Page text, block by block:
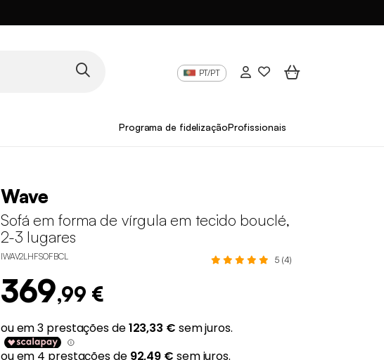
PT/PT
Programa de fidelizaçãoProfissionais
Wave
Sofá em forma de vírgula em tecido bouclé,
2-3 lugares
IWAV2LHFSOFBCL 5 (4)
369,99 €